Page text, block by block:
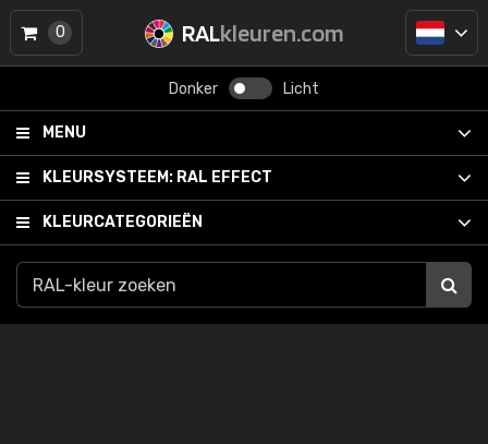
RALkleuren.com
Donker Licht
MENU
KLEURSYSTEEM: RAL EFFECT
KLEURCATEGORIEËN
0